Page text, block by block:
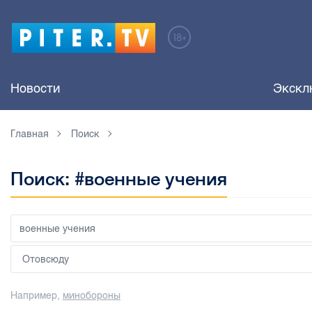
Новости
Главная Поиск
Поиск: #военные учения
Например, минобороны